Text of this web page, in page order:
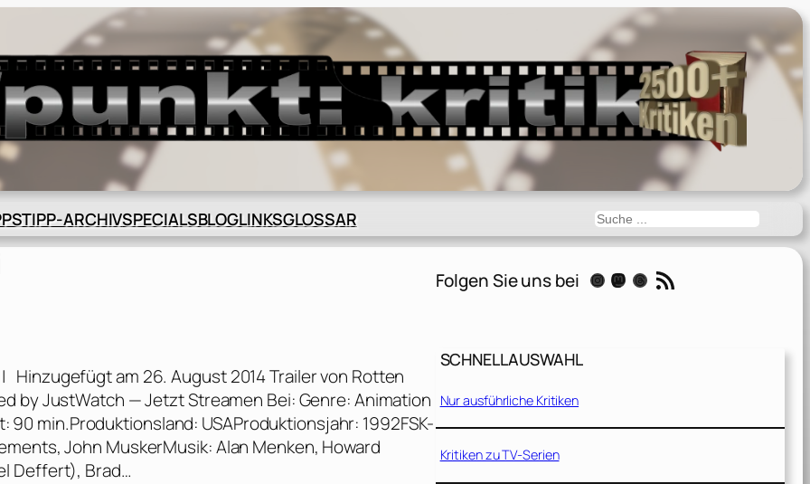
TIPP-ARCHIVSPECIALSBLOGLINKSGLOSSAR Suchen
am 26. August 2014 Trailer von Rotten
by JustWatch — Jetzt Streamen Bei: Genre: Animation
min.Produktionsland: USAProduktionsjahr: 1992FSK-
John MuskerMusik: Alan Menken, Howard
Deffert), Brad…
Folgen Sie uns bei Instagram Mastodon Threads RSS-Feed
SCHNELLAUSWAHL
Nur ausführliche Kritiken
Kritiken zu TV-Serien